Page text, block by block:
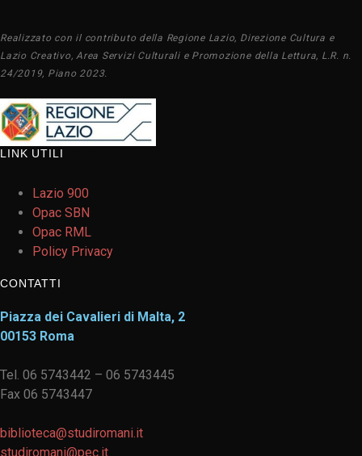
Realizzato con il contributo della Regione Lazio, Direzione Cultura e
Lazio Creativo, Area Servizi Culturali e Promozione della Lettura, L.R. n.
24/2019, Piano 2023.
LINK UTILI
Lazio 900
Opac SBN
Opac RML
Policy Privacy
CONTATTI
Piazza dei Cavalieri di Malta, 2
00153 Roma
Tel. 06 5743442 – 06 5743445
Fax 06 5743447
biblioteca@studiromani.it
studiromani@pec.it